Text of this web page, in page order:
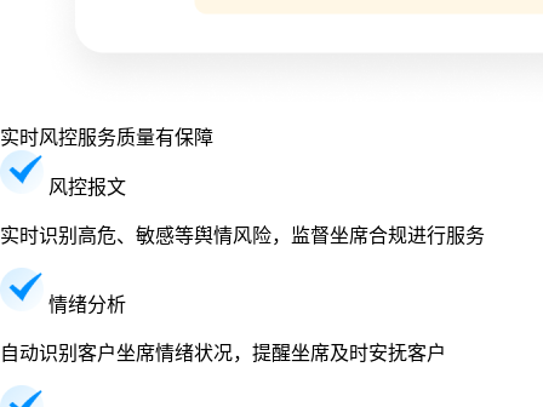
实时风控服务质量有保障
风控报文
实时识别高危、敏感等舆情风险，监督坐席合规进行服务
情绪分析
自动识别客户坐席情绪状况，提醒坐席及时安抚客户